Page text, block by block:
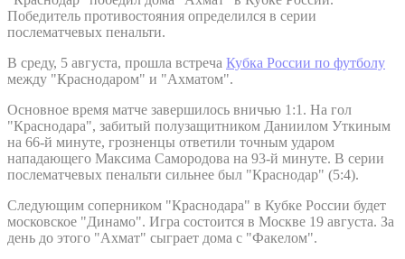
Победитель противостояния определился в серии
послематчевых пенальти.
В среду, 5 августа, прошла встреча Кубка России по футболу
между "Краснодаром" и "Ахматом".
Основное время матче завершилось вничью 1:1. На гол
"Краснодара", забитый полузащитником Даниилом Уткиным
на 66-й минуте, грозненцы ответили точным ударом
нападающего Максима Самородова на 93-й минуте. В серии
послематчевых пенальти сильнее был "Краснодар" (5:4).
Следующим соперником "Краснодара" в Кубке России будет
московское "Динамо". Игра состоится в Москве 19 августа. За
день до этого "Ахмат" сыграет дома с "Факелом".